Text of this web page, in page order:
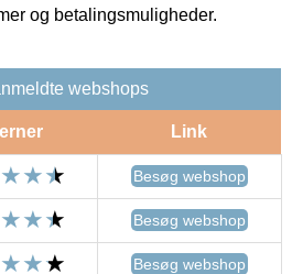
og betalingsmuligheder.
webshops
Link
Besøg webshop
Besøg webshop
Besøg webshop